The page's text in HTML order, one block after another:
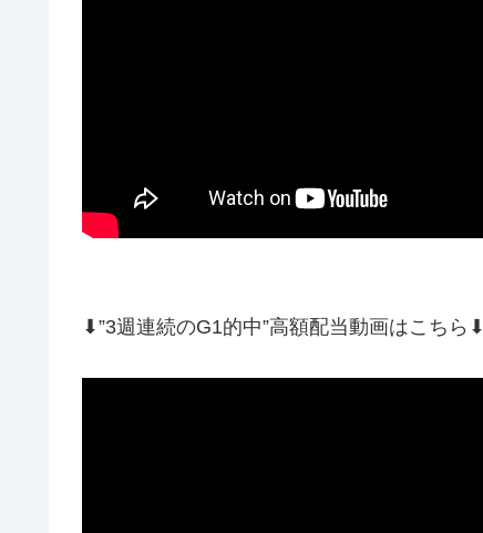
⬇”3週連続のG1的中”高額配当動画はこちら⬇